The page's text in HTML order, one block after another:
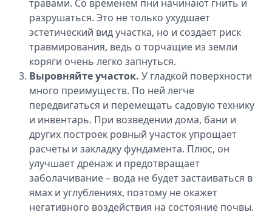
травами. Со временем пни начинают гнить и
разрушаться. Это не только ухудшает
эстетический вид участка, но и создает риск
травмирования, ведь о торчащие из земли
коряги очень легко запнуться.
Выровняйте участок. У гладкой поверхности
много преимуществ. По ней легче
передвигаться и перемещать садовую технику
и инвентарь. При возведении дома, бани и
других построек ровный участок упрощает
расчеты и закладку фундамента. Плюс, он
улучшает дренаж и предотвращает
заболачивание – вода не будет застаиваться в
ямах и углублениях, поэтому не окажет
негативного воздействия на состояние почвы.